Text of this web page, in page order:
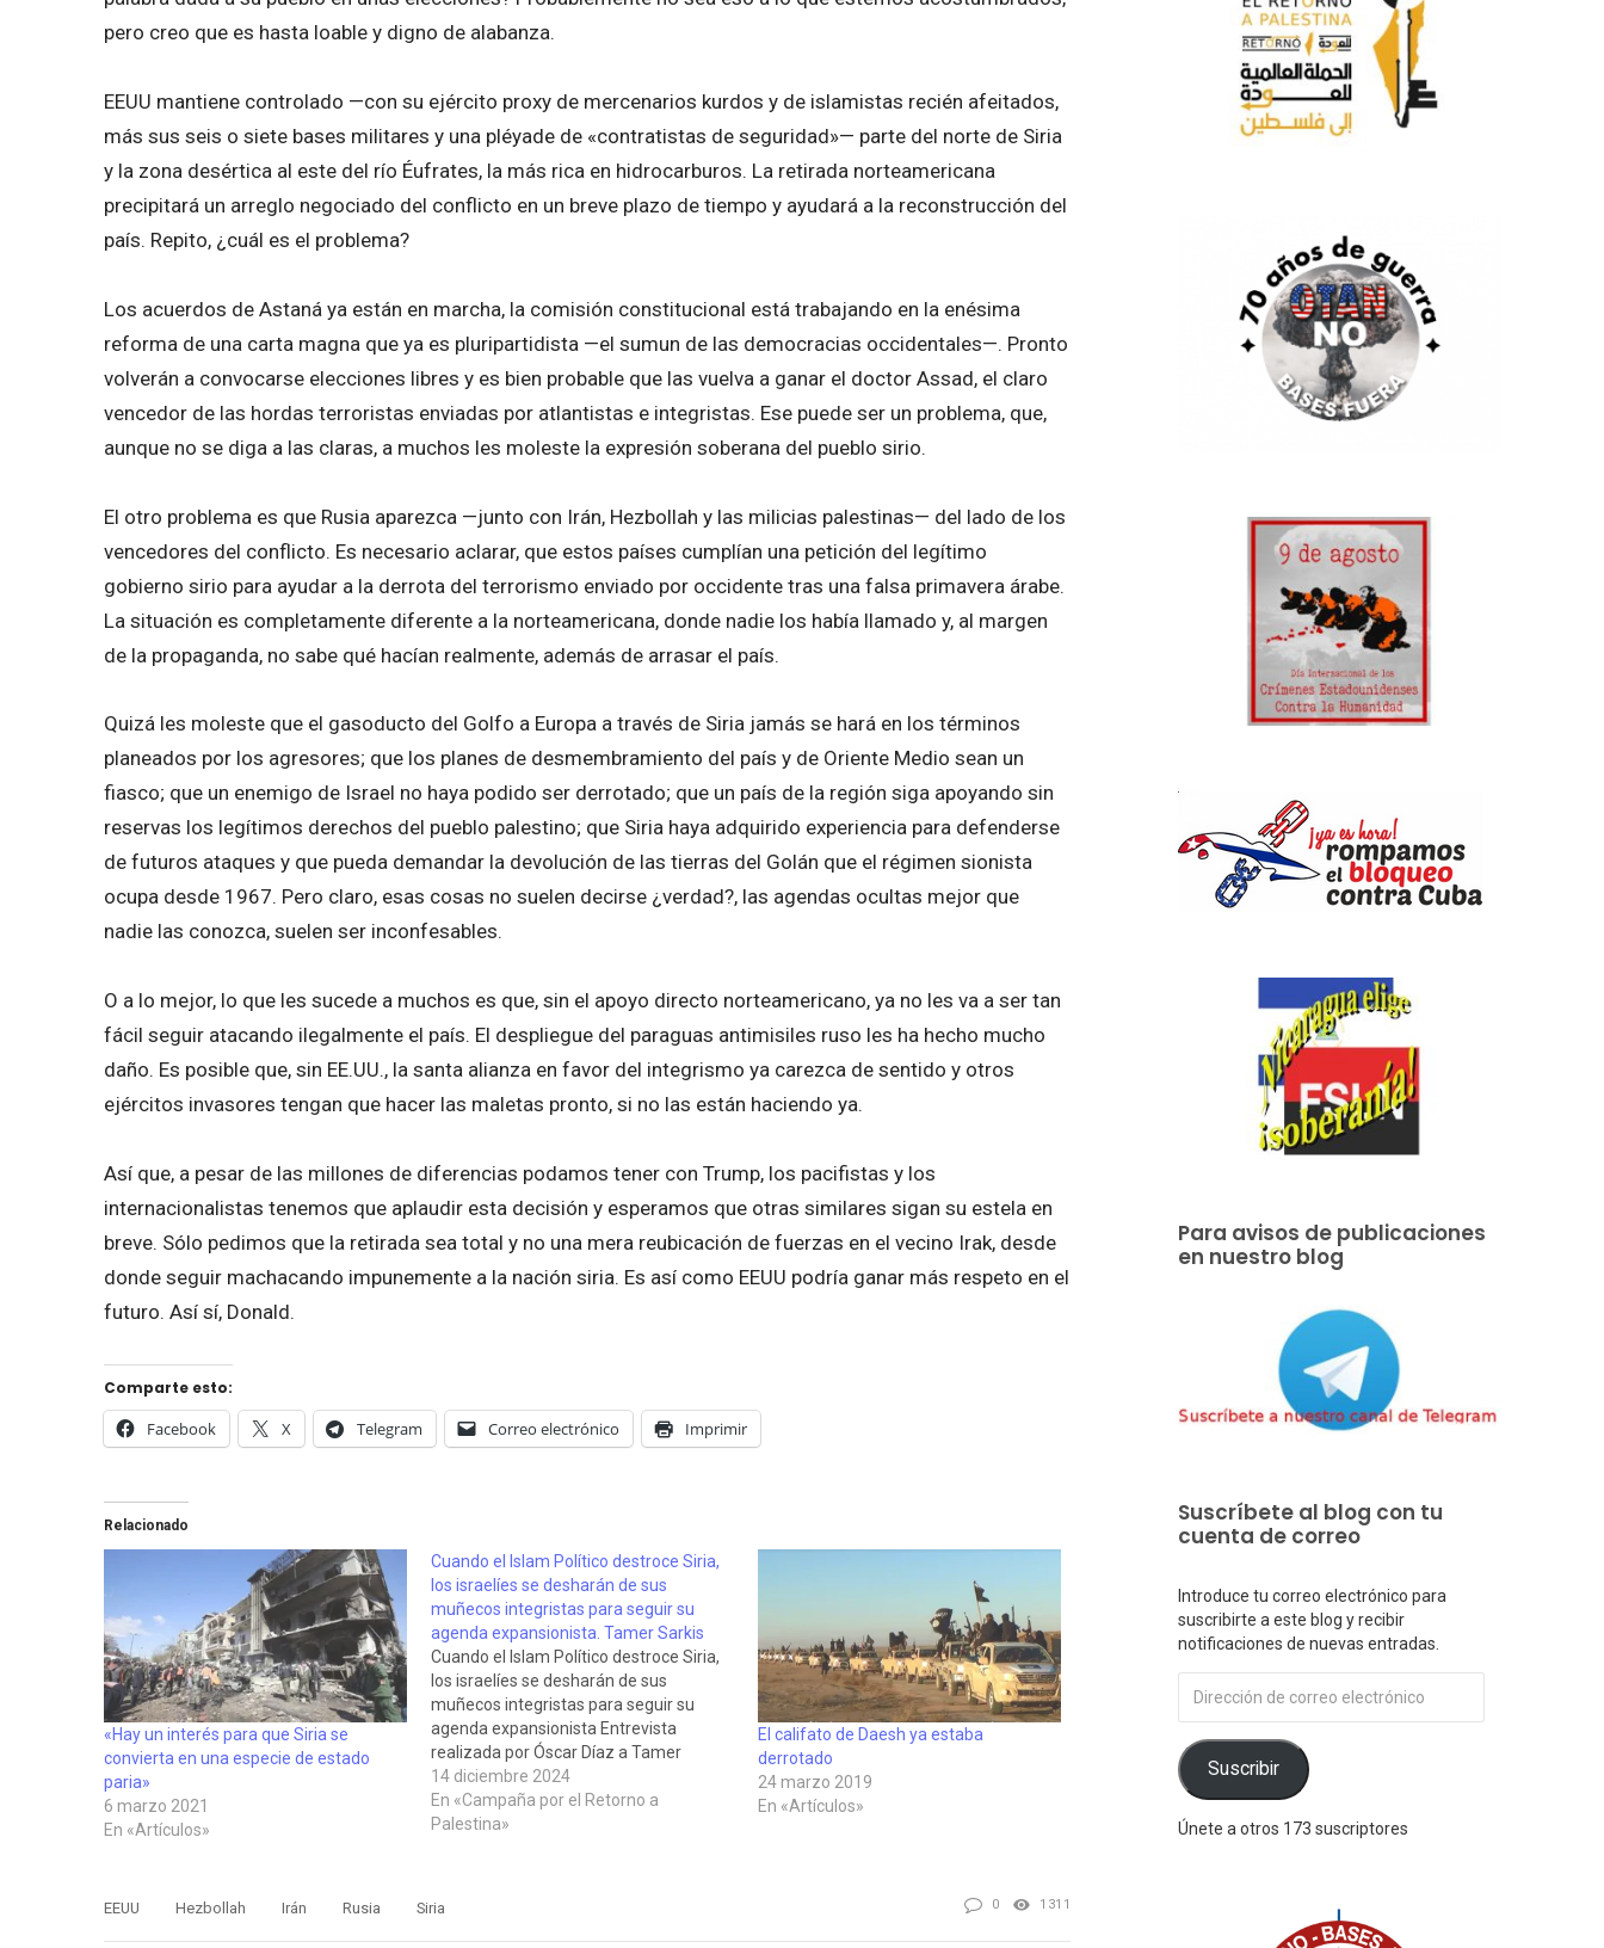
pero creo que es hasta loable y digno de alabanza.
EEUU mantiene controlado —con su ejército proxy de mercenarios kurdos y de islamistas recién afeitados,
más sus seis o siete bases militares y una pléyade de «contratistas de seguridad»— parte del norte de Siria
y la zona desértica al este del río Éufrates, la más rica en hidrocarburos. La retirada norteamericana
precipitará un arreglo negociado del conflicto en un breve plazo de tiempo y ayudará a la reconstrucción del
país. Repito, ¿cuál es el problema?
Los acuerdos de Astaná ya están en marcha, la comisión constitucional está trabajando en la enésima
reforma de una carta magna que ya es pluripartidista —el sumun de las democracias occidentales—. Pronto
volverán a convocarse elecciones libres y es bien probable que las vuelva a ganar el doctor Assad, el claro
vencedor de las hordas terroristas enviadas por atlantistas e integristas. Ese puede ser un problema, que,
aunque no se diga a las claras, a muchos les moleste la expresión soberana del pueblo sirio.
El otro problema es que Rusia aparezca —junto con Irán, Hezbollah y las milicias palestinas— del lado de los
vencedores del conflicto. Es necesario aclarar, que estos países cumplían una petición del legítimo
gobierno sirio para ayudar a la derrota del terrorismo enviado por occidente tras una falsa primavera árabe.
La situación es completamente diferente a la norteamericana, donde nadie los había llamado y, al margen
de la propaganda, no sabe qué hacían realmente, además de arrasar el país.
Quizá les moleste que el gasoducto del Golfo a Europa a través de Siria jamás se hará en los términos
planeados por los agresores; que los planes de desmembramiento del país y de Oriente Medio sean un
fiasco; que un enemigo de Israel no haya podido ser derrotado; que un país de la región siga apoyando sin
reservas los legítimos derechos del pueblo palestino; que Siria haya adquirido experiencia para defenderse
de futuros ataques y que pueda demandar la devolución de las tierras del Golán que el régimen sionista
ocupa desde 1967. Pero claro, esas cosas no suelen decirse ¿verdad?, las agendas ocultas mejor que
nadie las conozca, suelen ser inconfesables.
O a lo mejor, lo que les sucede a muchos es que, sin el apoyo directo norteamericano, ya no les va a ser tan
fácil seguir atacando ilegalmente el país. El despliegue del paraguas antimisiles ruso les ha hecho mucho
daño. Es posible que, sin EE.UU., la santa alianza en favor del integrismo ya carezca de sentido y otros
ejércitos invasores tengan que hacer las maletas pronto, si no las están haciendo ya.
Así que, a pesar de las millones de diferencias podamos tener con Trump, los pacifistas y los
internacionalistas tenemos que aplaudir esta decisión y esperamos que otras similares sigan su estela en
breve. Sólo pedimos que la retirada sea total y no una mera reubicación de fuerzas en el vecino Irak, desde
donde seguir machacando impunemente a la nación siria. Es así como EEUU podría ganar más respeto en el
futuro. Así sí, Donald.
Comparte esto:
Facebook X Telegram Correo electrónico Imprimir
Relacionado
«Hay un interés para que Siria se
convierta en una especie de estado
paria»
6 marzo 2021
En «Artículos»
Cuando el Islam Político destroce Siria,
los israelíes se desharán de sus
muñecos integristas para seguir su
agenda expansionista. Tamer Sarkis
Cuando el Islam Político destroce Siria,
los israelíes se desharán de sus
muñecos integristas para seguir su
agenda expansionista Entrevista
realizada por Óscar Díaz a Tamer
Sarkis, ciudadano sirio residente en
España y colaborador de Ojos Para la
Paz, publicada en Nueva Revolución el
14 diciembre 2024
En «Campaña por el Retorno a
Palestina»
El califato de Daesh ya estaba
derrotado
24 marzo 2019
En «Artículos»
EEUU Hezbollah Irán Rusia Siria 0 1311
Para avisos de publicaciones
en nuestro blog
Suscríbete al blog con tu
cuenta de correo
Introduce tu correo electrónico para
suscribirte a este blog y recibir
notificaciones de nuevas entradas.
de
correo
electrónico
Suscribir
Únete a otros 173 suscriptores